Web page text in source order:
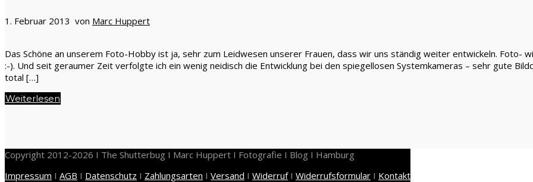
1. Februar 2013 von Marc Huppert
Das Schöne an unserem Foto-Hobby ist ja, sehr zum Leidwesen unserer Frauen, dass wir uns ständig weiter entwickeln. Foto-
:-). Und seit geraumer Zeit verfolgte ich ein wenig neidisch die Entwicklung bei den spiegellosen Systemkameras – sehr gute
total […]
Weiterlesen
Copyright 2012-2026 I The Shutterbug I Marc Huppert I Fotografie I Blog I Hamburg
Impressum I AGB I Datenschutz I Zahlungsarten I Versand I WiderrufI Widerrufsformular I Kontakt